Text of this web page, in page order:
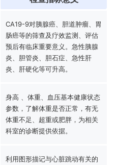
CA19-9对胰腺癌、胆道肿瘤、胃
肠癌等的筛查及疗效监测、评估
预后有临床重要意义。急性胰腺
炎、胆管炎、胆石症、急性肝
炎、肝硬化等可升高。
身高 、体重、血压基本健康状态
参数，了解体重是否正常，有无
体重不足、超重或肥胖，为相关
科室的诊断提供依据。
利用图形描记与心脏跳动有关的